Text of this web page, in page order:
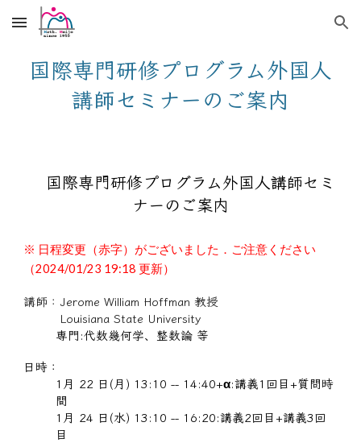
Skip to main content Skip to navigation
国際専門研修プログラム外国人
講師セミナーのご案内
国際専門研修プログラム外国人講師セミ
ナーのご案内
※ 日程変更（赤字）がございました．ご注意ください
（2024/01/23 19:18 更新）
講師：Jerome William Hoffman 教授
Louisiana State University
専門:代数幾何学、整数論 等
日時 ：
1月 22 日(月) 13:10 -- 14:40+α:講義1回目+質問時
間
1月 24 日(水) 13:10 -- 16:20:講義2回目+講義3回
目